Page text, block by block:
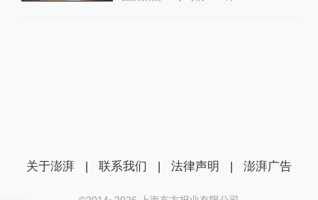
关于澎湃 | 联系我们 | 法律声明 | 澎湃广告